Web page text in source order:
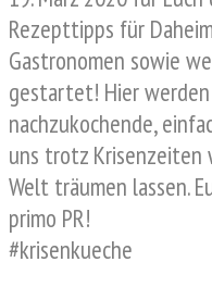
Rezepttipps für
Gastronomen sowie
gestartet! Hier
nachzukochende,
uns trotz Krisenzeiten
Welt träumen lassen.
primo PR!
#krisenkueche